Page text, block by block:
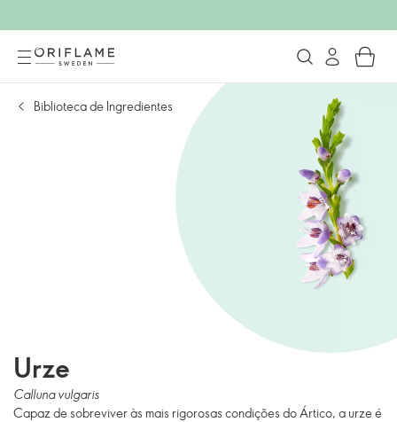
Biblioteca de Ingredientes
Urze
Calluna vulgaris
Capaz de sobreviver às mais rigorosas condições do Ártico, a urze é